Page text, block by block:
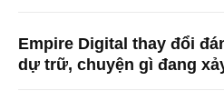
Empire Digital thay đổi
dự trữ, chuyện gì đang